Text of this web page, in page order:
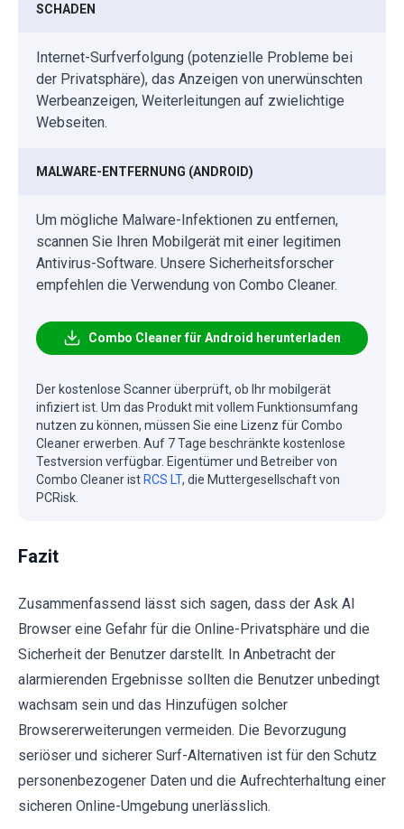
SCHADEN
Internet-Surfverfolgung (potenzielle Probleme bei
der Privatsphäre), das Anzeigen von unerwünschten
Werbeanzeigen, Weiterleitungen auf zwielichtige
Webseiten.
MALWARE-ENTFERNUNG (ANDROID)
Um mögliche Malware-Infektionen zu entfernen,
scannen Sie Ihren Mobilgerät mit einer legitimen
Antivirus-Software. Unsere Sicherheitsforscher
empfehlen die Verwendung von Combo Cleaner.
Combo Cleaner für Android herunterladen
Der kostenlose Scanner überprüft, ob Ihr mobilgerät
infiziert ist. Um das Produkt mit vollem Funktionsumfang
nutzen zu können, müssen Sie eine Lizenz für Combo
Cleaner erwerben. Auf 7 Tage beschränkte kostenlose
Testversion verfügbar. Eigentümer und Betreiber von
Combo Cleaner istRCS LT, die Muttergesellschaft von
PCRisk.
Fazit
Zusammenfassend lässt sich sagen, dass der Ask AI
Browser eine Gefahr für die Online-Privatsphäre und die
Sicherheit der Benutzer darstellt. In Anbetracht der
alarmierenden Ergebnisse sollten die Benutzer unbedingt
wachsam sein und das Hinzufügen solcher
Browsererweiterungen vermeiden. Die Bevorzugung
seriöser und sicherer Surf-Alternativen ist für den Schutz
personenbezogener Daten und die Aufrechterhaltung einer
sicheren Online-Umgebung unerlässlich.